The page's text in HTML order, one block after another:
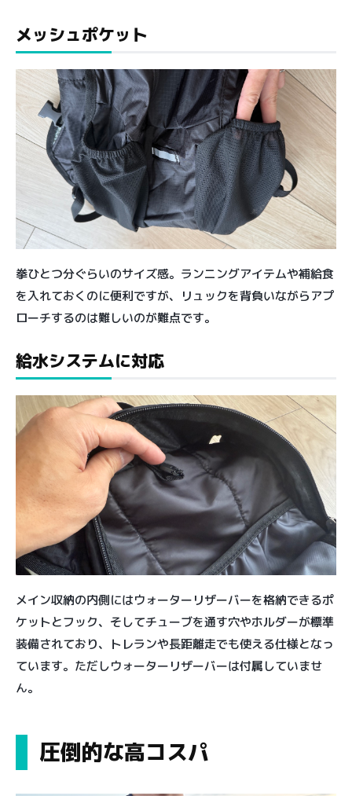
メッシュポケット
拳ひとつ分ぐらいのサイズ感。ランニングアイテムや補給食
を入れておくのに便利ですが、リュックを背負いながらアプ
ローチするのは難しいのが難点です。
給水システムに対応
メイン収納の内側にはウォーターリザーバーを格納できるポ
ケットとフック、そしてチューブを通す穴やホルダーが標準
装備されており、トレランや長距離走でも使える仕様となっ
ています。ただしウォーターリザーバーは付属していませ
ん。
圧倒的な高コスパ